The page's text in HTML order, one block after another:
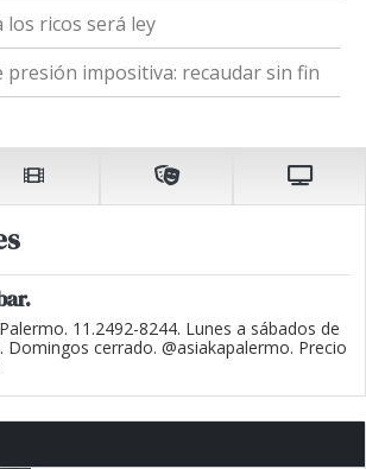
los ricos será ley
presión impositiva: recaudar sin fin
11.2492-8244. Lunes a sábados de
Domingos cerrado. @asiakapalermo. Precio